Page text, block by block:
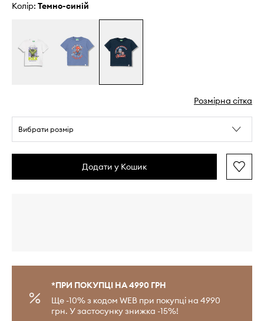
Колір: темно-синій
Розмірна сітка
Вибрати розмір
Додати у Кошик
*ПРИ ПОКУПЦІ НА 4990 ГРН
Ще -10% з кодом WEB при покупці на 4990
грн. У застосунку знижка -15%!